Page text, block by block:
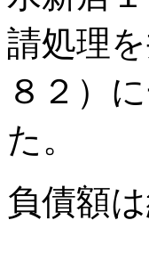
請処理
８２）
た。
負債額は